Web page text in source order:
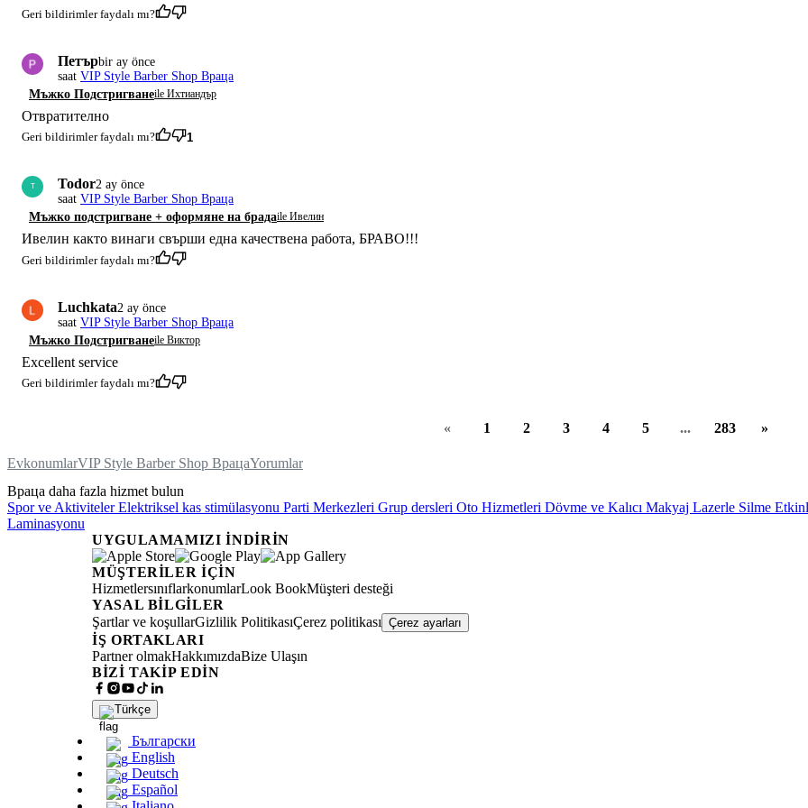
Geri bildirimler faydalı mı?
Петърbir ay önce
saat VIP Style Barber Shop Враца
Мъжко Подстригванеile Ихтиандър
Отвратително
Geri bildirimler faydalı mı? 1
T Todor2 ay önce
saat VIP Style Barber Shop Враца
Mъжко подстригване + оформяне на брадаile Ивелин
Ивелин както винаги свърши една качествена работа, БРАВО!!!
Geri bildirimler faydalı mı?
Luchkata2 ay önce
saat VIP Style Barber Shop Враца
Мъжко Подстригванеile Виктор
Excellent service
Geri bildirimler faydalı mı?
« 1 2 3 4 5 ... 283 »
EvkonumlarVIP Style Barber Shop ВрацаYorumlar
Враца daha fazla hizmet bulun
Spor ve AktivitelerElektriksel kas stimülasyonu Parti Merkezleri Grup dersleri Oto Hizmetleri Dövme ve Kalıcı Makyaj Lazerle Silme
Laminasyonu
UYGULAMAMIZI İNDIRIN
MÜŞTERILER İÇIN
HizmetlersınıflarkonumlarLook BookMüşteri desteği
YASAL BILGILER
Şartlar ve koşullarGizlilik PolitikasıÇerez politikası Çerez ayarları
İŞ ORTAKLARI
Partner olmakHakkımızdaBize Ulaşın
BIZI TAKIP EDIN
Türkçe
Български
English
Deutsch
Español